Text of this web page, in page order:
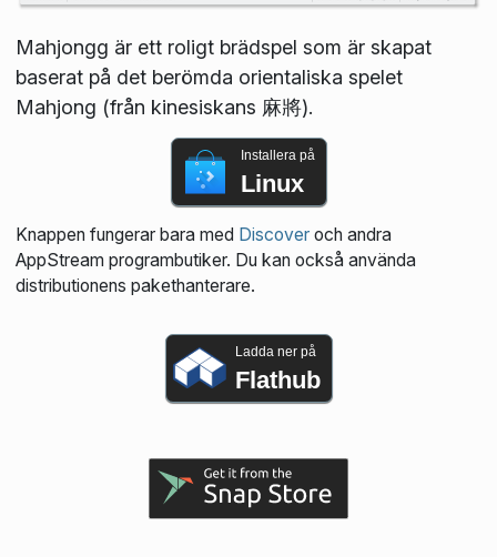
Mahjongg är ett roligt brädspel som är skapat
baserat på det berömda orientaliska spelet
Mahjong (från kinesiskans 麻將).
Installera på
Linux
Knappen fungerar bara med Discoveroch andra
AppStream programbutiker. Du kan också använda
distributionens pakethanterare.
Ladda ner på
Flathub